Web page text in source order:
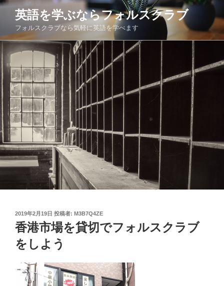
コ
ン
ツ
へ
ス
ッ
プ
英語を学ぶならフォルスクラブ
フォルスクラブなら気軽に英語を学べます
投
稿
日:
2019年2月19日 投稿者: M3B7Q4ZE
香港市場を貸切でフォルスクラブ
をしよう